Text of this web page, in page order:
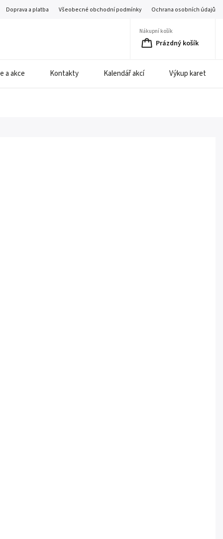
Doprava a platba Všeobecné obchodní podmínky Ochrana osobních údajů
Nákupní košík
Prázdný košík
a akce Kontakty Kalendář akcí Výkup karet